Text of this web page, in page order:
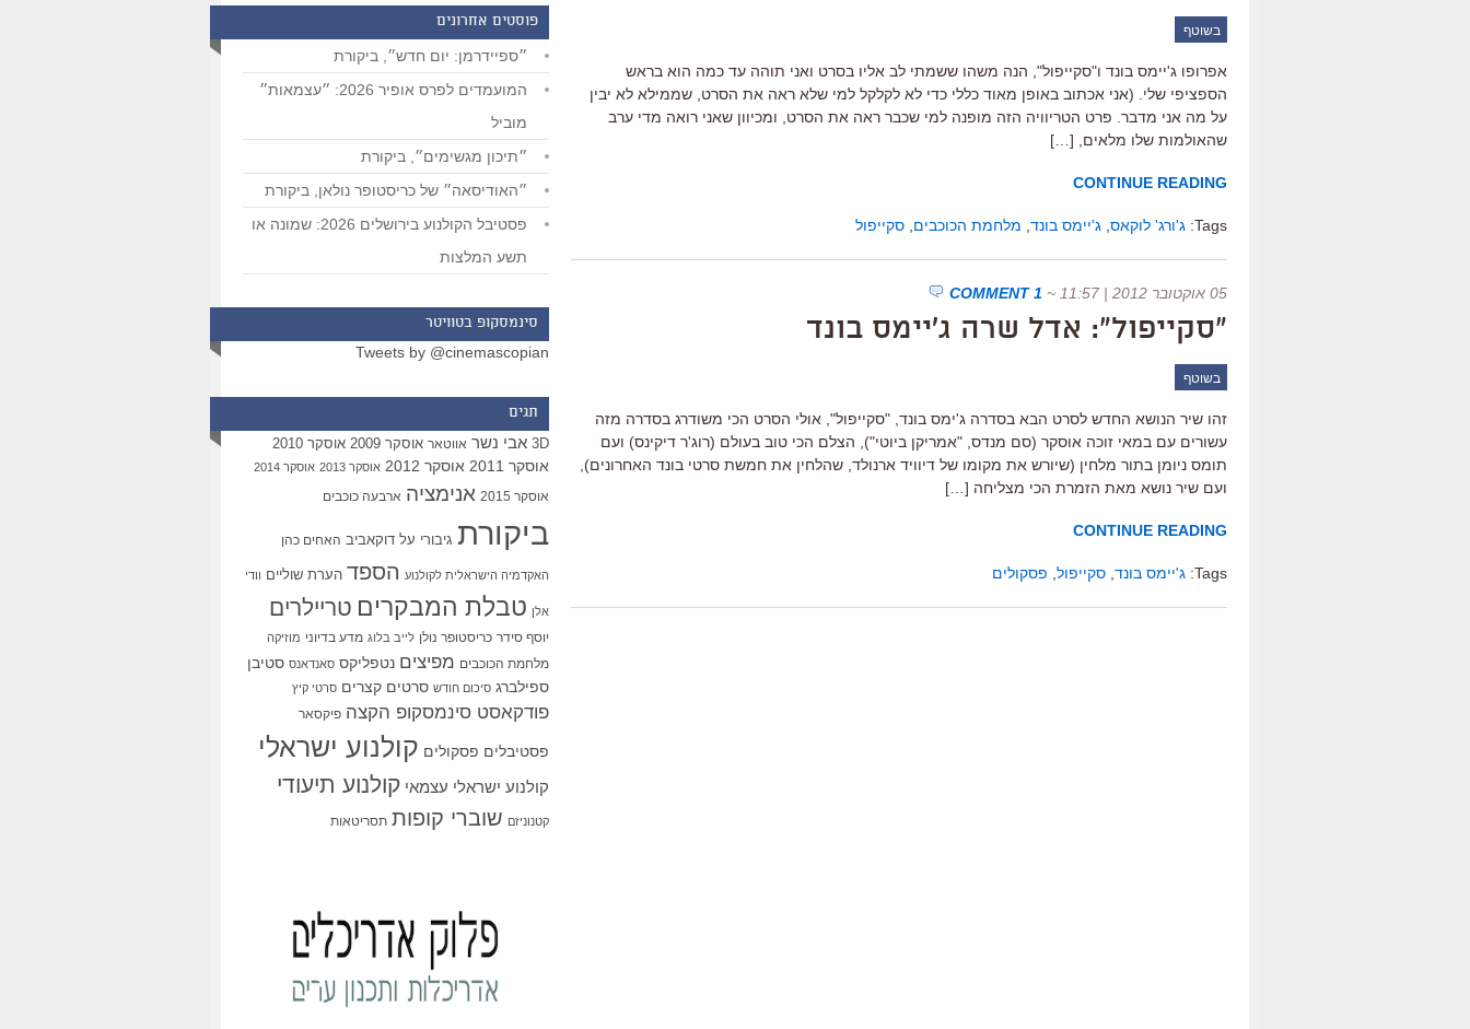
בשוטף
אפרופו ג'יימס בונד ו"סקייפול", הנה משהו ששמתי לב אליו בסרט ואני תוהה עד כמה הוא בראש
הספציפי שלי. (אני אכתוב באופן מאוד כללי כדי לא לקלקל למי שלא ראה את הסרט, שממילא לא יבין
על מה אני מדבר. פרט הטריוויה הזה מופנה למי שכבר ראה את הסרט, ומכיוון שאני רואה מדי ערב
שהאולמות שלו מלאים, […]
CONTINUE READING
Tags: ג'ורג' לוקאס ג'יימס בונד מלחמת הכוכבים סקייפול
05 אוקטובר 2012 | 11:57 ~
1 COMMENT
"סקייפול": אדל שרה ג'יימס בונד
בשוטף
זהו שיר הנושא החדש לסרט הבא בסדרה ג'ימס בונד, "סקייפול", אולי הסרט הכי משודרג בסדרה מזה
עשורים עם במאי זוכה אוסקר (סם מנדס, "אמריקן ביוטי"), הצלם הכי טוב בעולם (רוג'ר דיקינס) ועם
תומס ניומן בתור מלחין (שיורש את מקומו של דיוויד ארנולד, שהלחין את חמשת סרטי בונד האחרונים),
ועם שיר נושא מאת הזמרת הכי מצליחה […]
CONTINUE READING
Tags: ג'יימס בונד סקייפול פסקולים
פוסטים אחרונים
״ספיידרמן: יום חדש״, ביקורת
המועמדים לפרס אופיר 2026: ״עצמאות״
מוביל
״תיכון מגשימים״, ביקורת
״האודיסאה״ של כריסטופר נולאן, ביקורת
פסטיבל הקולנוע בירושלים 2026: שמונה או
תשע המלצות
סינמסקופ בטוויטר
Tweets by @cinemascopian
תגים
3D אבי נשר אווטאר אוסקר 2009 אוסקר 2010
אוסקר 2011 אוסקר 2012 אוסקר 2013 אוסקר 2014
אוסקר 2015 אנימציה ארבעה כוכבים
ביקורת גיבורי על דוקאביב האחים כהן
האקדמיה הישראלית לקולנוע הספד הערת שוליים וודי
אלן טבלת המבקרים טריילרים
יוסף סידר כריסטופר נולן לייב בלוג מדע בדיוני מוזיקה
מלחמת הכוכבים מפיצים נטפליקס סאנדאנס סטיבן
ספילברג סיכום חודש סרטים קצרים סרטי קיץ
פודקאסט סינמסקופ הקצה פיקסאר
פסטיבלים פסקולים קולנוע ישראלי
קולנוע ישראלי עצמאי קולנוע תיעודי
קטנוניזם שוברי קופות תסריטאות